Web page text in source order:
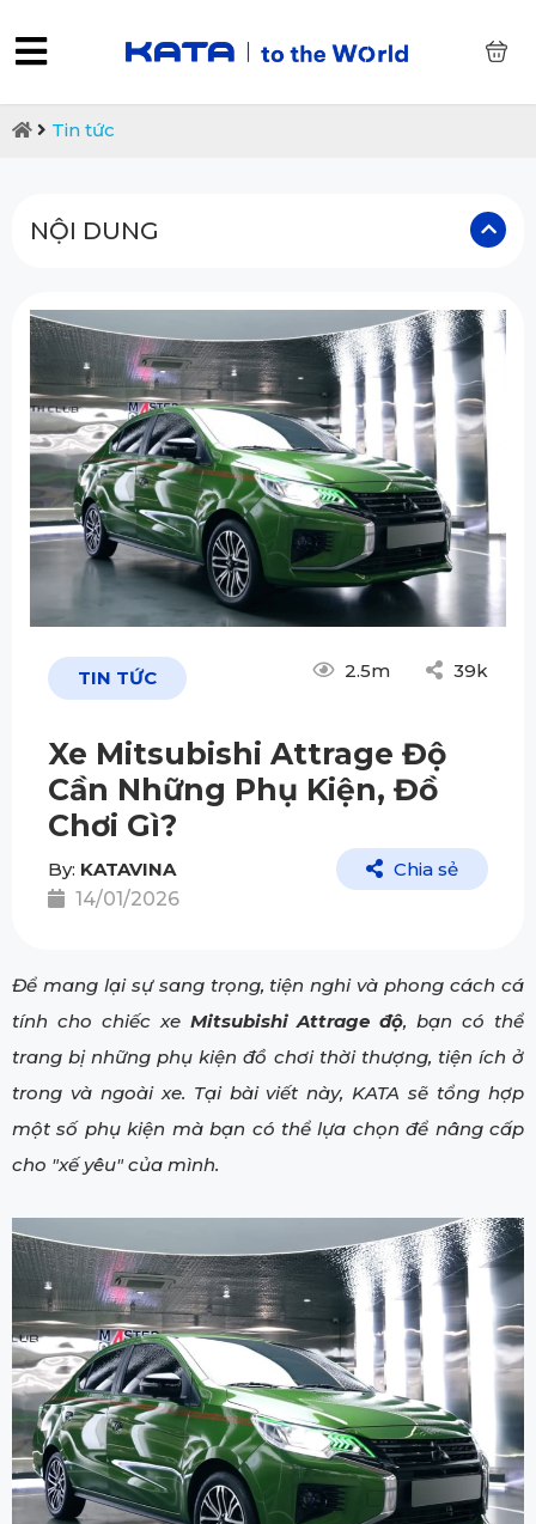
Tin tức
NỘI DUNG
TIN TỨC 2.5m 39k
Xe Mitsubishi Attrage Độ
Cần Những Phụ Kiện, Đồ
Chơi Gì?
By: KATAVINA
14/01/2026
Chia sẻ
Để mang lại sự sang trọng, tiện nghi và phong cách cá
tính cho chiếc xe Mitsubishi Attrage độ, bạn có thể
trang bị những phụ kiện đồ chơi thời thượng, tiện ích ở
trong và ngoài xe. Tại bài viết này, KATA sẽ tổng hợp
một số phụ kiện mà bạn có thể lựa chọn để nâng cấp
cho "xế yêu" của mình.